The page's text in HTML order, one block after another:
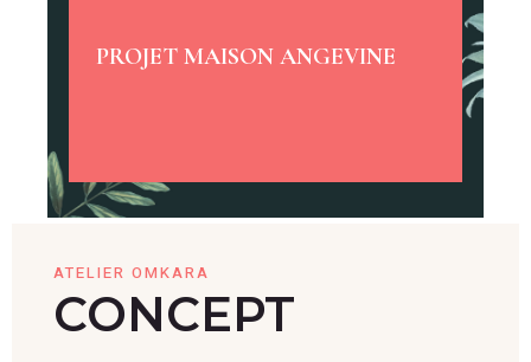
PROJET MAISON ANGEVINE
ATELIER OMKARA
CONCEPT